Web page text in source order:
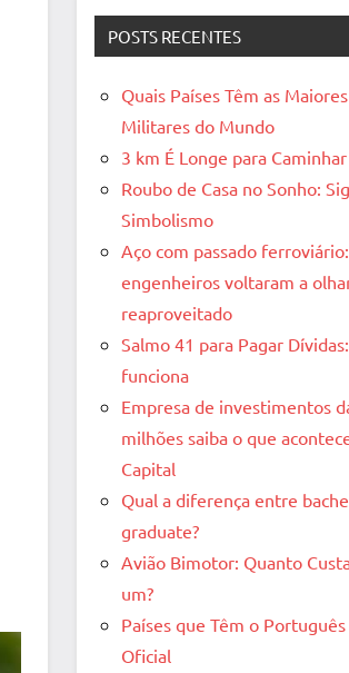
POSTS RECENTES
Quais Países Têm as
Militares do Mundo
3 km É Longe para
Roubo de Casa no Sonho:
Simbolismo
Aço com passado
engenheiros voltaram a
reaproveitado
Salmo 41 para Pagar
funciona
Empresa de investimentos
milhões saiba o que
Capital
Qual a diferença entre
graduate?
Avião Bimotor: Quanto
um?
Países que Têm o
Oficial